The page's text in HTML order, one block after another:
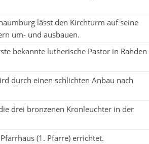
lässt den Kirchturm auf seine
um- und ausbauen.
bekannte lutherische Pastor in Rahden
durch einen schlichten Anbau nach
drei bronzenen Kronleuchter in der
(1. Pfarre) errichtet.